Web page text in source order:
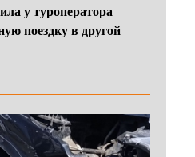
у туроператора
поездку в другой